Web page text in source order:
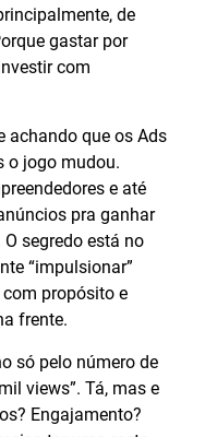
de
gastar por
com
achando que os Ads
o jogo mudou.
e até
pra ganhar
segredo está no
“impulsionar”
propósito e
frente.
só pelo número de
views”. Tá, mas e
Engajamento?